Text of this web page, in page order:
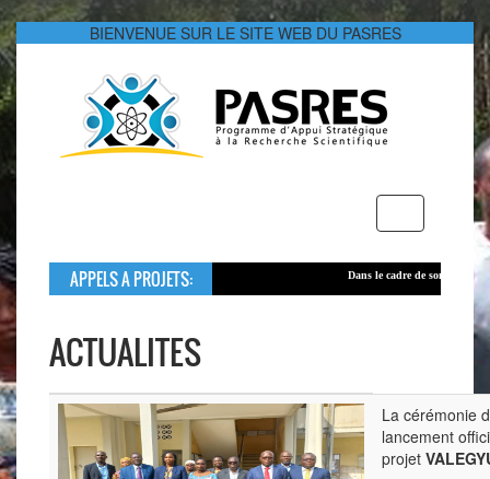
BIENVENUE SUR LE SITE WEB DU PASRES
navigation
APPELS A PROJETS: Dans le cadre de son soutienaux jeunes
Le montant global alloué à cet appel est de
ACTUALITES
La cérémonie
lancement
projet